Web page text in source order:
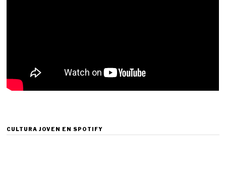
CULTURA JOVEN EN SPOTIFY